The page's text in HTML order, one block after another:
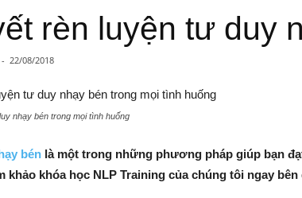
rèn luyện tư duy
- 22/08/2018
nhạy bén trong mọi tình huống
bén là một trong những phương pháp giúp bạn
khảo khóa học NLP Training của chúng tôi ngay